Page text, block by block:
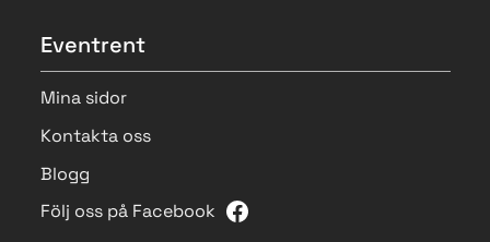
Eventrent
Mina sidor
Kontakta oss
Blogg
Följ oss på Facebook